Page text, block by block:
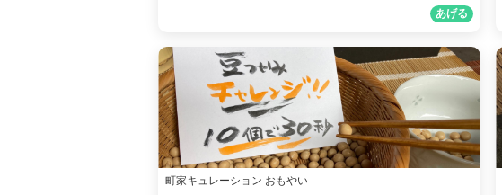
町家キュレーション おもやい